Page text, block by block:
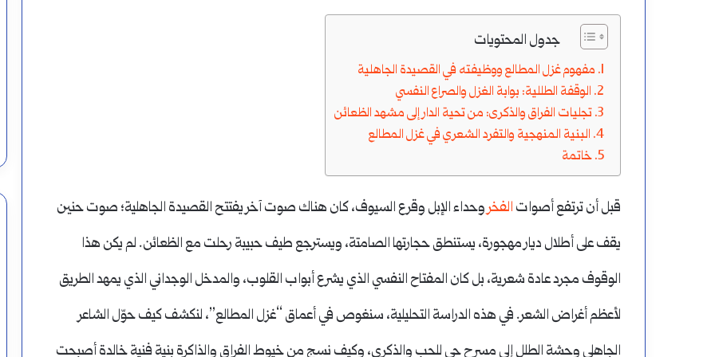
جدول المحتويات
مفهوم غزل المطالع ووظيفته في القصيدة الجاهلية
الوقفة الطللية: بوابة الغزل والصراع النفسي
تجليات الفراق والذكرى: من تحية الدار إلى مشهد الظعائن
البنية المنهجية والتفرد الشعري في غزل المطالع
خاتمة
قبل أن ترتفع أصوات الفخروحداء الإبل وقرع السيوف، كان هناك صوت آخر يفتتح القصيدة الجاهلية؛ صوت حنين
يقف على أطلال ديار مهجورة، يستنطق حجارتها الصامتة، ويسترجع طيف حبيبة رحلت مع الظعائن. لم يكن هذا
الوقوف مجرد عادة شعرية، بل كان المفتاح النفسي الذي يشرع أبواب القلوب، والمدخل الوجداني الذي يمهد الطريق
لأعظم أغراض الشعر. في هذه الدراسة التحليلية، سنغوص في أعماق “غزل المطالع”، لنكشف كيف حوّل الشاعر
الجاهلي وحشة الطلل إلى مسرح حي للحب والذكرى، وكيف نسج من خيوط الفراق والذاكرة بنية فنية خالدة أصبحت
مواضع علامات الترقيم
تعلم
أغسطس 19, 2024
كيفية تعلم الإعراب